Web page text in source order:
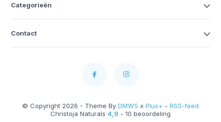
Categorieën
Contact
© Copyright 2026 - Theme By DMWS x Plus+ - RSS-feed
Christoja Naturals 4,9 - 10 beoordeling